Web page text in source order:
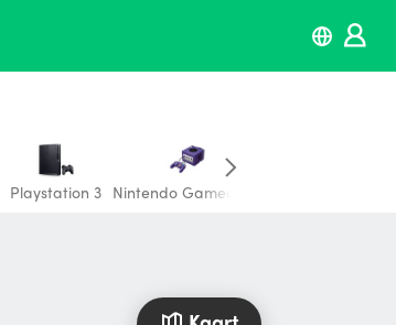
Playstation 3 Nintendo Gamecube